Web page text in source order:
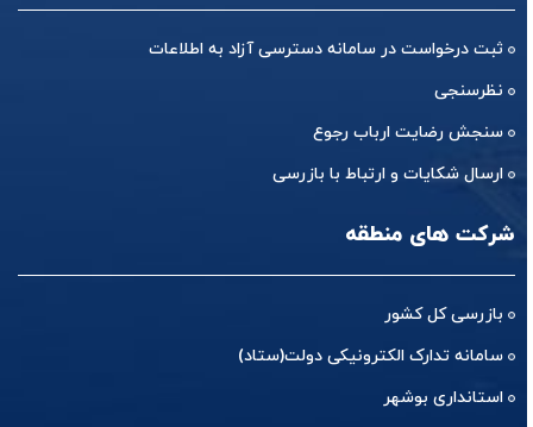
ثبت درخواست در سامانه دسترسی آزاد به اطلاعات
نظرسنجی
سنجش رضایت ارباب رجوع
ارسال شکایات و ارتباط با بازرسی
شرکت های منطقه
بازرسی کل کشور
سامانه تدارک الکترونیکی دولت(ستاد)
استانداری بوشهر